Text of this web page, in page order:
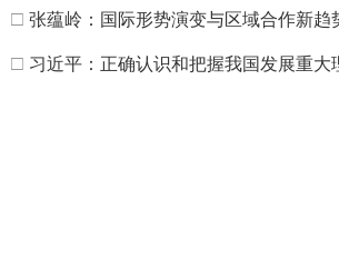
□ 张蕴岭：国际形势演变与区域合作新趋
□ 习近平：正确认识和把握我国发展重大